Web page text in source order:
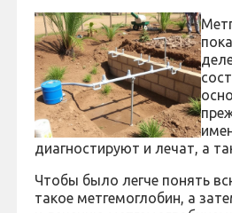
диагностируют и лечат, а
Чтобы было легче понять
такое метгемоглобин, а